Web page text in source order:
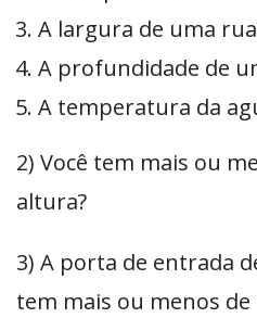
A largura de uma
A profundidade de
A temperatura da
2) Você tem mais ou
altura?
3) A porta de entrada
tem mais ou menos